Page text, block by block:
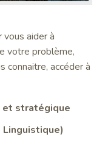
vous aider à
votre problème,
connaitre, accéder à
et stratégique
Linguistique)